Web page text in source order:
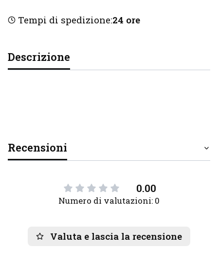
Tempi di spedizione:24 ore
Descrizione
Recensioni
0.00
Numero di valutazioni: 0
Valuta e lascia la recensione